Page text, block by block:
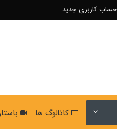
حساب کاربری جدید
کاتالوگ ها